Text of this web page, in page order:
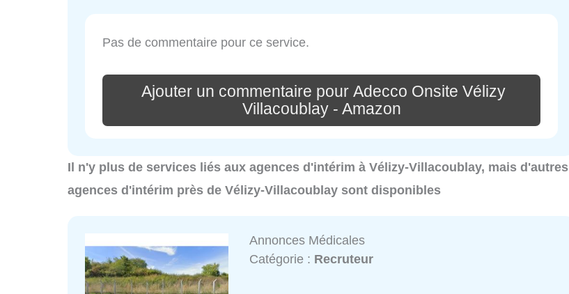
Pas de commentaire pour ce service.
Ajouter un commentaire pour Adecco Onsite Vélizy
Villacoublay - Amazon
Il n'y plus de services liés aux agences d'intérim à Vélizy-Villacoublay, mais d'autres
agences d'intérim près de Vélizy-Villacoublay sont disponibles
Annonces Médicales
Catégorie : Recruteur